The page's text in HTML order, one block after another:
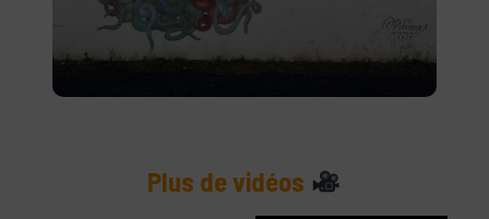
Plus de vidéos